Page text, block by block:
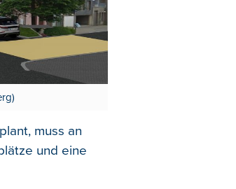
muss an
und eine